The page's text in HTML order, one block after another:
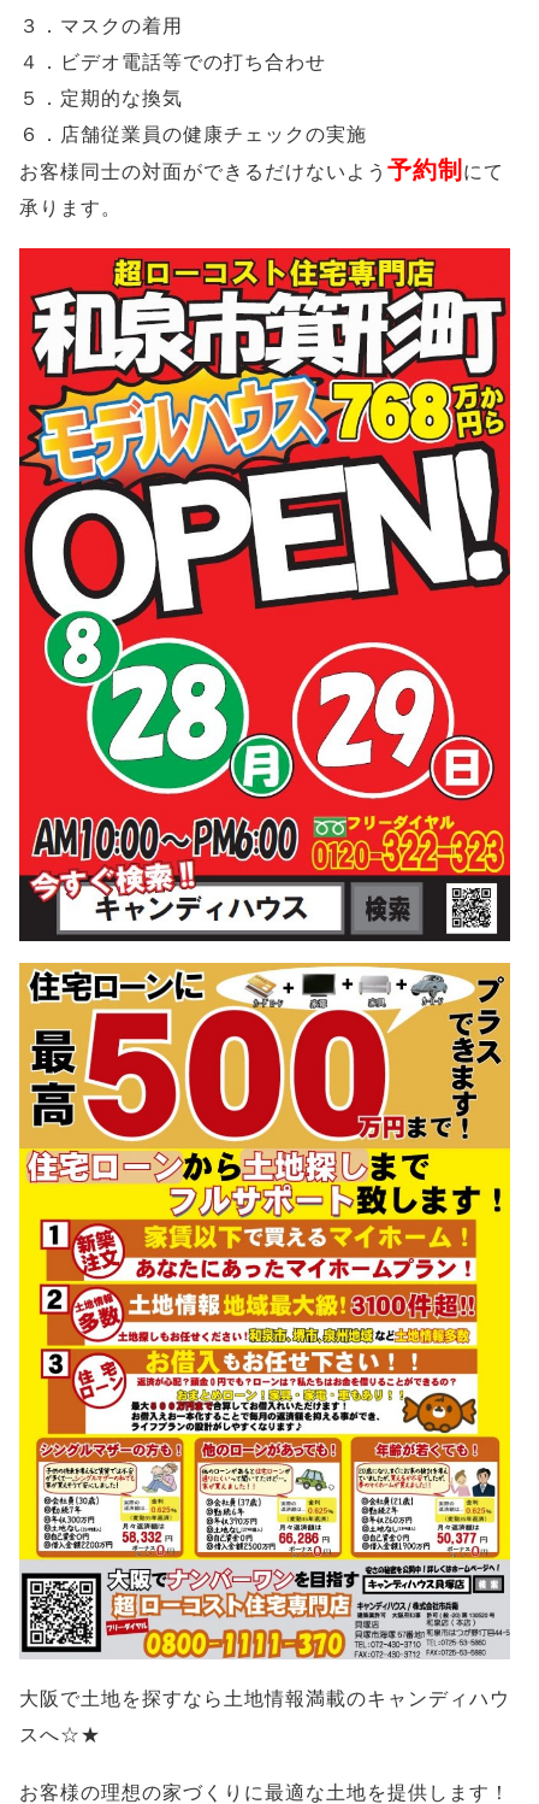
３．マスクの着用
４．ビデオ電話等での打ち合わせ
５．定期的な換気
６．店舗従業員の健康チェックの実施
お客様同士の対面ができるだけないよう 予約制 にて
承ります。
大阪で土地を探すなら土地情報満載のキャンディハウ
スへ☆★
お客様の理想の家づくりに最適な土地を提供します！